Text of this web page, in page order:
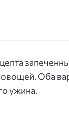
Оба
ужина.